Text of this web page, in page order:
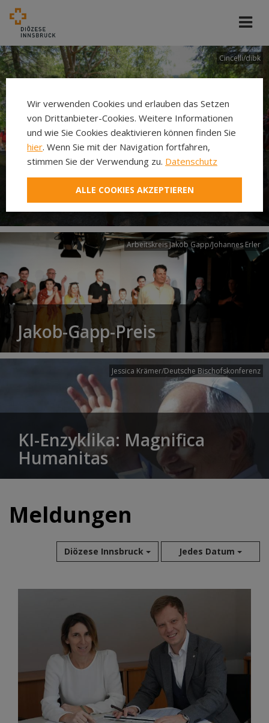
Cincelli/dibk
Neuer Pilgerweg Via
Laudato si’
Arbeitskreis Jakob Gapp/Johannes Erler
Jakob-Gapp-Preis
Jessica Krämer/Deutsche Bischofskonferenz
KI-Enzyklika: Magnifica
Humanitas
Meldungen
Diözese Innsbruck Jedes Datum
Aug 2026
Jul 2026
Jun 2026
Mai 2026
Apr 2026
Mär 2026
Feb 2026
Jan 2026
Dez 2025
Wir verwenden Cookies und erlauben das Setzen
von Drittanbieter-Cookies. Weitere Informationen
und wie Sie Cookies deaktivieren können finden Sie
hier. Wenn Sie mit der Navigation fortfahren,
stimmen Sie der Verwendung zu. Datenschutz
ALLE COOKIES AKZEPTIEREN